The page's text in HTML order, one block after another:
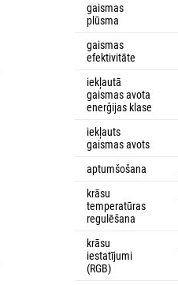
gaismas
plūsma
gaismas
efektivitāte
iekļautā
gaismas avota
enerģijas klase
iekļauts
gaismas avots
aptumšošana
krāsu
temperatūras
regulēšana
krāsu
iestatījumi
(RGB)